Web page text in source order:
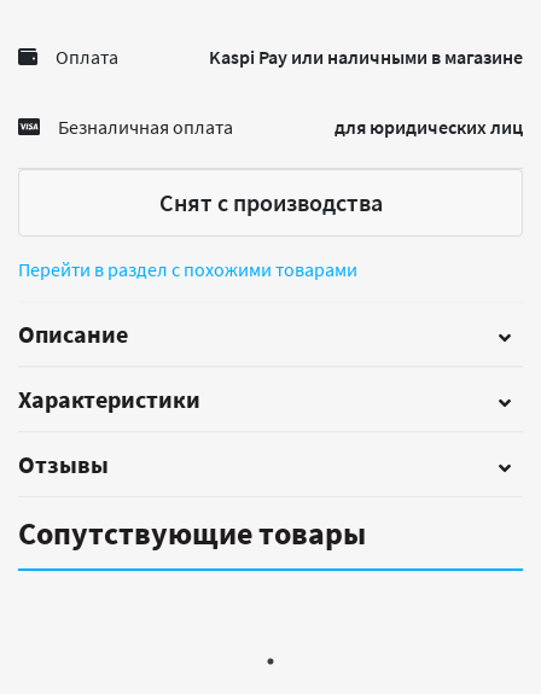
Оплата Kaspi Pay или наличными в магазине
Безналичная оплата для юридических лиц
Снят с производства
Перейти в раздел с похожими товарами
Описание
Характеристики
Отзывы
Сопутствующие товары